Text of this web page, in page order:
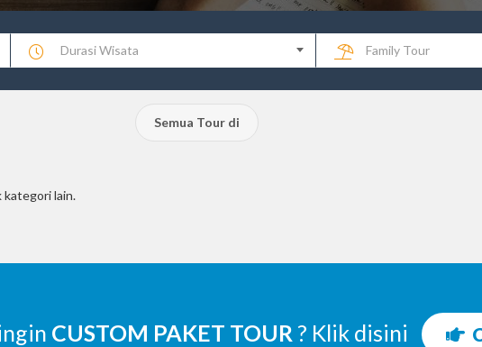
Durasi Wisata Family Tour
Semua Tour di
kategori lain.
CUSTOM PAKET TOUR ? Klik disini